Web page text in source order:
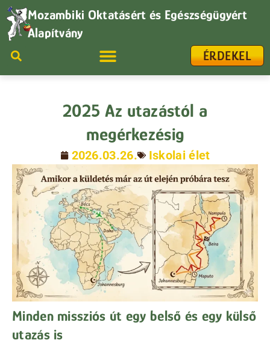
Mozambiki Oktatásért és Egészségügyért
Alapítvány
ÉRDEKEL
2025 Az utazástól a
megérkezésig
2026.03.26. Iskolai élet
Minden missziós út egy belső és egy külső
utazás is